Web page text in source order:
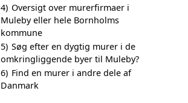
4) Oversigt over murerfirmaer i
Muleby eller hele Bornholms
kommune
5) Søg efter en dygtig murer i de
omkringliggende byer til Muleby?
6) Find en murer i andre dele af
Danmark